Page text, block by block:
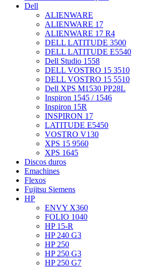
Dell
ALIENWARE
ALIENWARE 17
ALIENWARE 17 R4
DELL LATITUDE 3500
DELL LATITUDE E5540
Dell Studio 1558
DELL VOSTRO 15 3510
DELL VOSTRO 15 5510
Dell XPS M1530 PP28L
Inspiron 1545 / 1546
Inspiron 15R
INSPIRON 17
LATITUDE E5450
VOSTRO V130
XPS 15 9560
XPS 1645
Discos duros
Emachines
Flexos
Fujitsu Siemens
HP
ENVY X360
FOLIO 1040
HP 15-R
HP 240 G3
HP 250
HP 250 G3
HP 250 G7